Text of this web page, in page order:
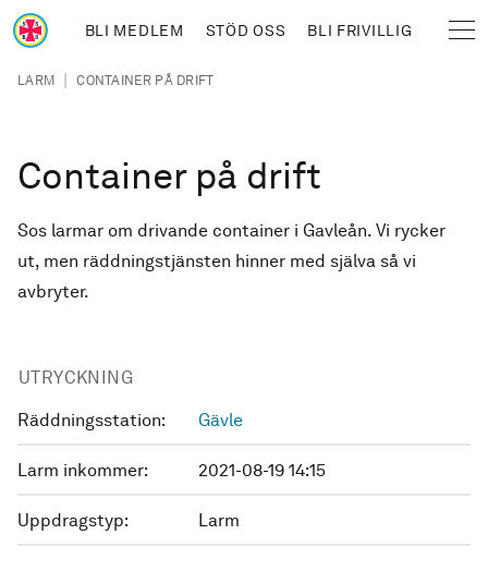
Hoppa till huvudinnehåll
BLI MEDLEM STÖD OSS BLI FRIVILLIG
Länkstig
LARM | CONTAINER PÅ DRIFT
Container på drift
Sos larmar om drivande container i Gavleån. Vi rycker
ut, men räddningstjänsten hinner med själva så vi
avbryter.
UTRYCKNING
Räddningsstation: Gävle
Larm inkommer: 2021-08-19 14:15
Uppdragstyp: Larm